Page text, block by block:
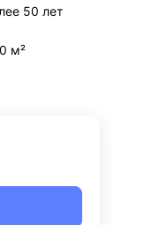
50 лет
м²